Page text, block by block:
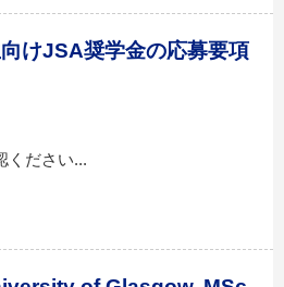
けJSA奨学金の応募要項
ください...